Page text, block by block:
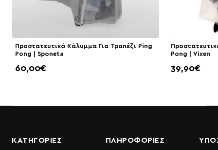
Προστατευτικό Κάλυμμα Για Τραπέζι Ping
Pong | Sponeta
60,00€
Pong | Vixen
39,90€
ΚΑΤΗΓΟΡΙΕΣ ΠΛΗΡΟΦΟΡΊΕΣ